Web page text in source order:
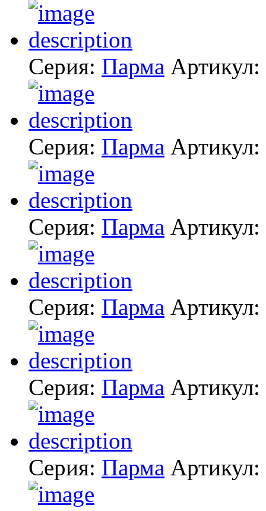
Серия: Парма Артикул:
Серия: Парма Артикул:
Серия: Парма Артикул:
Серия: Парма Артикул:
Серия: Парма Артикул:
Серия: Парма Артикул: